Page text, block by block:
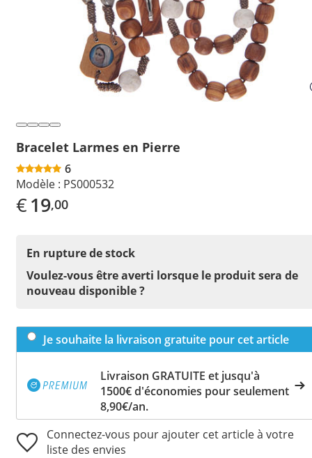
Bracelet Larmes en Pierre
6
Modèle : PS000532
€19,00
En rupture de stock
Voulez-vous être averti lorsque le produit sera de
nouveau disponible ?
Je souhaite la livraison gratuite pour cet article
Livraison GRATUITE et jusqu'à
1500€ d'économies pour seulement
8,90€/an.
Connectez-vous pour ajouter cet article à votre
liste des envies